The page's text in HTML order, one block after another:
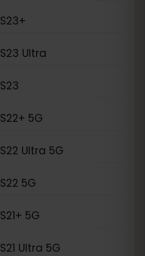
Ultra
5G
Ultra 5G
5G
5G
Ultra 5G